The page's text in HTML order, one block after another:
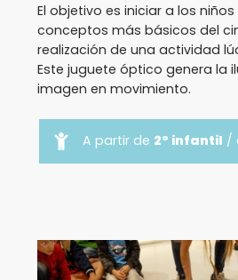
El objetivo es iniciar a los
conceptos más básicos del
realización de una actividad
Este juguete óptico genera la
imagen en movimiento.
A partir de 2º infantil /